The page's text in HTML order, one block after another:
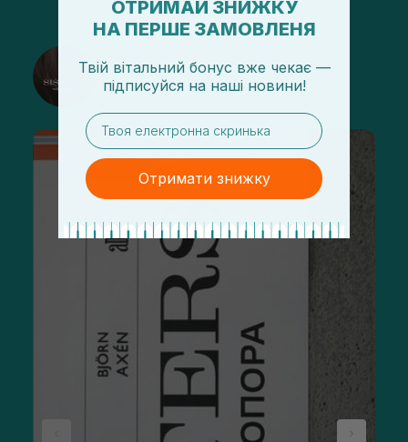
@sisters_stelmakh в Instagram
Подписаться
ОТРИМАЙ ЗНИЖКУ
НА ПЕРШЕ ЗАМОВЛЕНЯ
Твій вітальний бонус вже чекає —
підписуйся на наші новини!
email
Отримати знижку